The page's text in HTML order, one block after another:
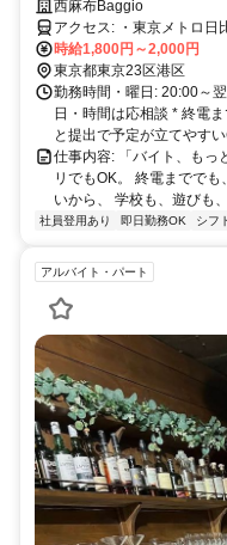
校・Wワーク優先OKのBAR
西麻布Baggio
アクセス: ・東京メトロ日比谷線 広尾駅 徒歩8分 ・東京メトロ日比谷
線 六本木駅 徒歩10分
時給1,800円～2,000円
東京都東京23区港区
勤務時間・曜日: 20:00～
日・時間は応相談 * 終電
と提出で予定が立てやす
仕事内容: 「バイト、もっ
リでもOK。 終電まででも
いから、 学校も、遊びも
社員登用あり 即日勤務OK シフ
アルバイト・パート